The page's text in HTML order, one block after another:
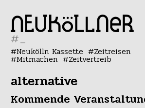
#
Neukölln Kassette Zeitreisen
Mitmachen Zeitvertreib
alternative
Kommende